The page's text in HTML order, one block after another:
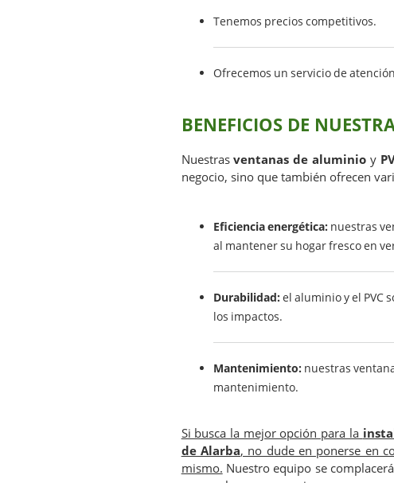
Tenemos precios competitivos.
Ofrecemos un servicio de
BENEFICIOS DE
Nuestrasventanas de aluminio y
negocio, sino que también ofrecen
Eficiencia energética: nuestras
al mantener su hogar fresco en
Durabilidad: el aluminio y el PVC
los impactos.
Mantenimiento: nuestras
mantenimiento.
Si busca la mejor opción para la
de Alarba, no dude en ponerse en
mismo. Nuestro equipo se